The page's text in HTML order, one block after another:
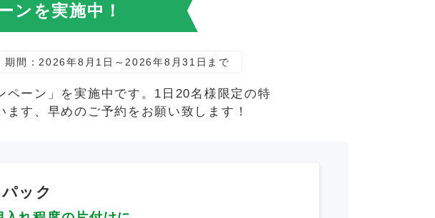
ンを実施中！
期間：2026年8月1日～2026年8月31日まで
ペーン」を実施中です。1日20名様限定の特
す、早めのご予約をお願い致します！
ック